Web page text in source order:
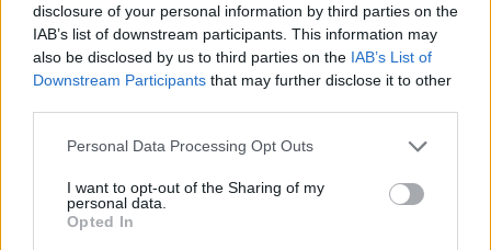
disclosure of your personal information by third parties on the
IAB’s list of downstream participants. This information may
also be disclosed by us to third parties on the IAB’s List of
Downstream Participants that may further disclose it to other
Personal Data Processing Opt Outs
I want to opt-out of the Sharing of my
personal data.
Opted In
Achat Automobile
Denza Z9S : la voiture électrique qui
atteint 1100 km d’autonomie